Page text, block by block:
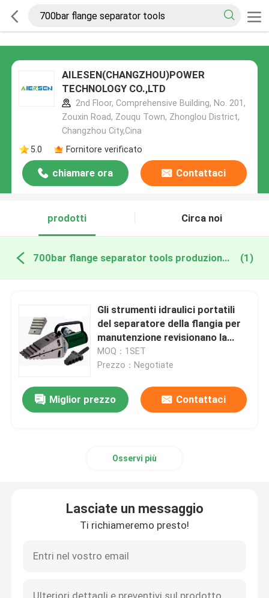
AILESEN(CHANGZHOU)POWER
TECHNOLOGY CO.,LTD
2nd Floor, Comprehensive Building, No. 201,
Zouxin Road, Zouqu Town, Zhonglou District,
Changzhou City,Cina
5.0
Fornitore verificato
chiamare ora Contattaci
prodotti Circa noi
700bar flange separator tools produzione online (1)
Gli strumenti idraulici portatili
del separatore della flangia per
manutenzione revisionano la
prova e la sostituzione della
valvola
MOQ：1SET
Prezzo：Negotiate
Miglior prezzo Contattaci
Osservi più
Lasciate un messaggio
Ti richiameremo presto!